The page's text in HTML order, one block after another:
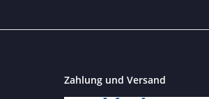
Zahlung und Versand